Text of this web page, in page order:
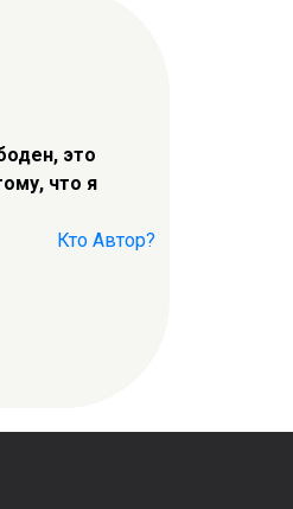
это
что я
Кто Автор?